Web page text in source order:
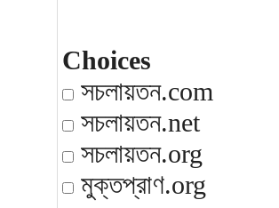
Choices
সচলায়তন.com
সচলায়তন.net
সচলায়তন.org
মুক্তপ্রাণ.org